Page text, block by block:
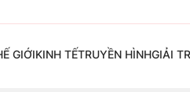
GIỚIKINH TẾTRUYỀN HÌNHGIẢI